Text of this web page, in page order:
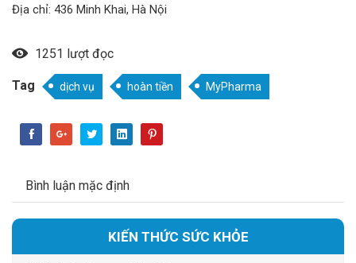
KIẾN THỨC SỨC KHỎE
Địa chỉ: 436 Minh Khai, Hà Nội
1251 lượt đọc
Tag dịch vụ hoàn tiền MyPharma
Bình luận mặc định